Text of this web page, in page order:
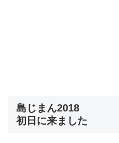
島じまん2018
初日に来ました